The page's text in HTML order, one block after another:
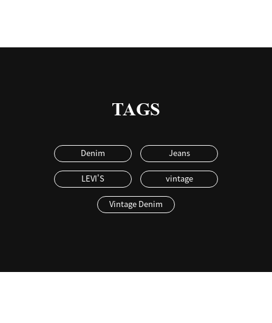
TAGS
Denim Jeans
LEVI'S vintage
Vintage Denim